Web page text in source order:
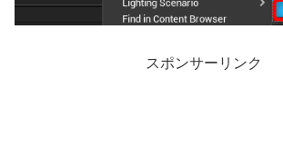
スポンサーリンク